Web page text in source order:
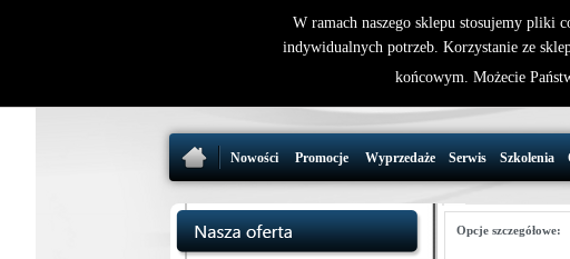
Nowości Promocje Wyprzedaże Serwis Szkolenia
Opcje szczegółowe:
W ramach naszego sklepu stosujemy pliki
indywidualnych potrzeb. Korzystanie ze
końcowym. Możecie